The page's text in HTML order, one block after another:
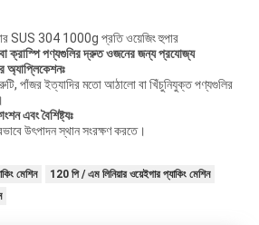
SUS 304 1000g প্রতি ওয়েজিং হুপার
ক্রাস্পি পণ্যগুলির দ্রুত ওজনের জন্য প্রযোজ্য
অ্যাপ্লিকেশনঃ
পাঁজর ইত্যাদির মতো আঠালো বা খিঁচুনিযুক্ত পণ্যগুলির
এবং বৈশিষ্ট্যঃ
উৎপাদন স্থান সংরক্ষণ করতে।
মেশিন
120 পি / এম লিনিয়ার ওয়েইগার প্যাকিং মেশিন